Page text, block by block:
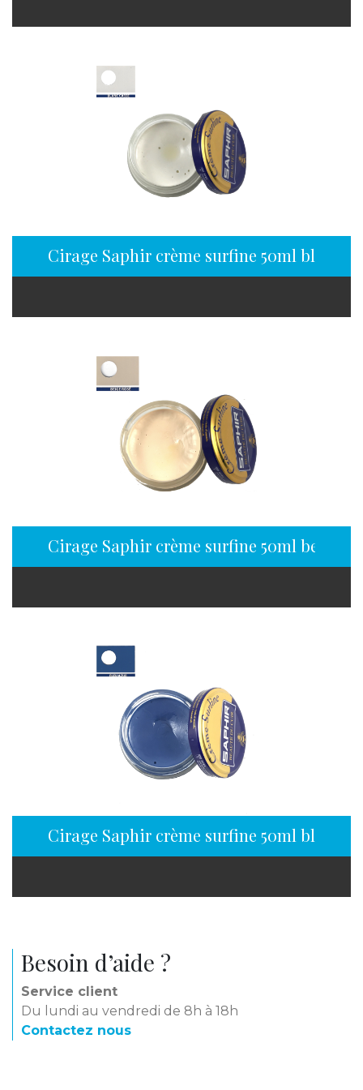
Besoin d’aide ?
Service client
Du lundi au vendredi de 8h à 18h
Contactez nous
Cirage Saphir crème surfine 50ml blanc
Cirage Saphir crème surfine 50ml beige
Cirage Saphir crème surfine 50ml bleu